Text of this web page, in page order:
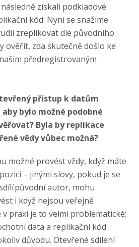
získali podkladové
kód. Nyní se snažíme
zreplikovat dle původního
ověřit, zda skutečně došlo ke
předregistrovaným
přístup k datům
bylo možné podobné
Byla by replikace
vědy vůbec možná?
možné provést vždy, když máte
– jinými slovy, pokud je se
původní autor, mohu
i když nejsou veřejně
v praxi je to velmi problematické;
data a replikační kód
důvodu. Otevřené sdílení